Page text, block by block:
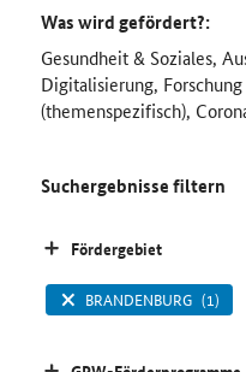
Was wird gefördert?:
Gesundheit & Soziales,
Digitalisierung,
(themenspezifisch),
Suchergebnisse filtern
Fördergebiet
BRANDENBURG (1)